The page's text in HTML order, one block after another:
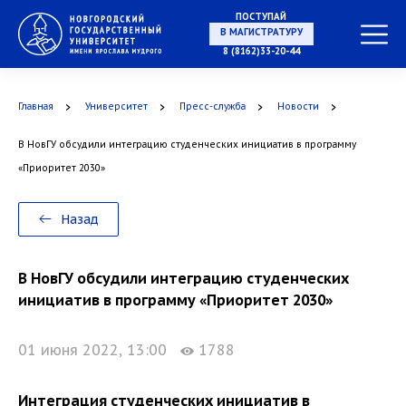
ПОСТУПАЙ
В МАГИСТРАТУРУ
8 (8162)33-20-44
Главная Университет Пресс-служба Новости
В НовГУ обсудили интеграцию студенческих инициатив в программу
«Приоритет 2030»
Назад
В НовГУ обсудили интеграцию студенческих
инициатив в программу «Приоритет 2030»
01 июня 2022, 13:00 1788
Интеграция студенческих инициатив в